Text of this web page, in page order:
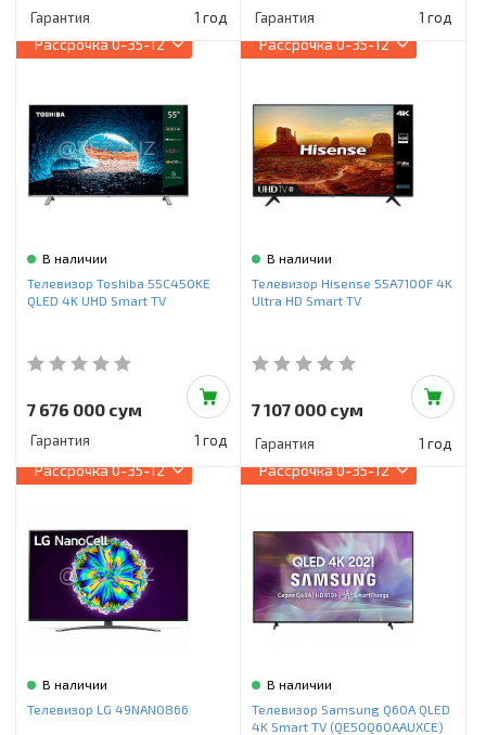
Гарантия 1 год Гарантия 1 год
Рассрочка0-35-12
В наличии
Телевизор Toshiba 55C450KE
QLED 4K UHD Smart TV
7 676 000 сум
Гарантия 1 год
Рассрочка0-35-12
В наличии
Телевизор Hisense 55A7100F 4K
Ultra HD Smart TV
7 107 000 сум
Гарантия 1 год
Рассрочка0-35-12
В наличии
Телевизор LG 49NANO866
Рассрочка0-35-12
В наличии
Телевизор Samsung Q60A QLED
4K Smart TV (QE50Q60AAUXCE)